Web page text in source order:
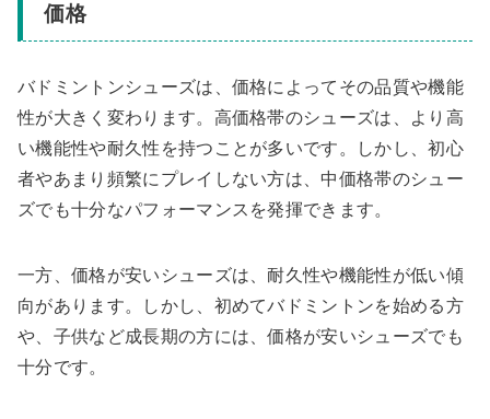
価格
バドミントンシューズは、価格によってその品質や機能
性が大きく変わります。高価格帯のシューズは、より高
い機能性や耐久性を持つことが多いです。しかし、初心
者やあまり頻繁にプレイしない方は、中価格帯のシュー
ズでも十分なパフォーマンスを発揮できます。
一方、価格が安いシューズは、耐久性や機能性が低い傾
向があります。しかし、初めてバドミントンを始める方
や、子供など成長期の方には、価格が安いシューズでも
十分です。